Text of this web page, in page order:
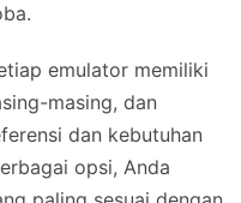
emulator memiliki
masing, dan
dan kebutuhan
opsi, Anda